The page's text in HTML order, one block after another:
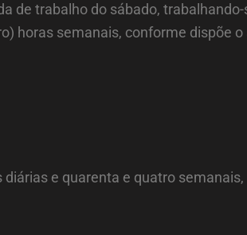
de trabalho do sábado,
horas semanais, conforme dispõe
e quarenta e quatro